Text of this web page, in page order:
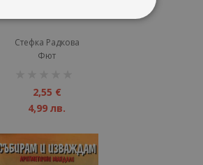
Стефка Радкова
Фют
2,55 €
4,99 лв.